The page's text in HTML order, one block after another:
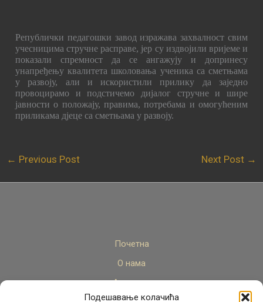
Подешавање колачића
Републички педагошки завод изражава захвалност свим
учесницима стручне расправе, јер су издвојили вријеме и
показали спремност да се ангажују и допринесу
унапређењу квалитета школовања ученика са сметњама
у развоју, али и искористили прилику да заједно
провоцирамо и подстичемо дијалог стручне и шире
јавности о положају, правима, потребама и омогућеним
приликама дјеце са сметњама у развоју.
← Previous Post Next Post →
Почетна
О нама
Актуелно